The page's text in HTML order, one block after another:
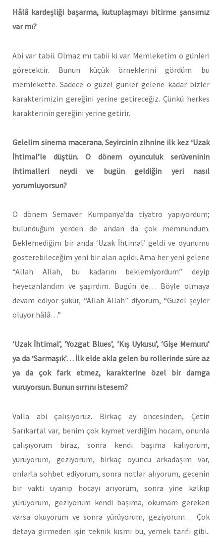
Hâlâ kardeşliği başarma, kutuplaşmayı bitirme şansımız
var mı?
Abi var tabii. Olmaz mı tabii ki var. Memleketim o günleri
görecektir. Bunun küçük örneklerini gördüm bu
memlekette. Sadece o güzel günler gelene kadar bizler
karakterimizin gereğini yerine getireceğiz. Çünkü herkes
karakterinin gereğini yerine getirir.
Gelelim sinema macerana. Seyircinin zihnine ilk kez ‘Uzak
İhtimal’le düştün. O dönem oyunculuk serüveninin
ihtimalleri neydi ve bugün geldiğin yeri nasıl
yorumluyorsun?
O dönem Semaver Kumpanya’da tiyatro yapıyordum;
bulunduğum yerden de andan da çok memnundum.
Beklemediğim bir anda ‘Uzak İhtimal’ geldi ve oyunumu
gösterebileceğim yeni bir alan açıldı. Ama her yeni gelene
“Allah Allah, bu kadarını beklemiyordum” deyip
heyecanlandım ve şaşırdım. Bugün de… Böyle olmaya
devam ediyor şükür, “Allah Allah” diyorum, “Güzel şeyler
oluyor hâlâ…”
‘Uzak İhtimal’, ‘Yozgat Blues’, ‘Kış Uykusu’, ‘Gişe Memuru’
ya da ‘Sarmaşık’… İlk elde akla gelen bu rollerinde süre az
ya da çok fark etmez, karakterine özel bir damga
vuruyorsun. Bunun sırrını istesem?
Valla abi çalışıyoruz. Birkaç ay öncesinden, Çetin
Sarıkartal var, benim çok kıymet verdiğim hocam, onunla
çalışıyorum biraz, sonra kendi başıma kalıyorum,
yürüyorum, geziyorum, birkaç oyuncu arkadaşım var,
onlarla sohbet ediyorum, sonra notlar alıyorum, gecenin
bir vakti uyanıp hocayı arıyorum, sonra yine kalkıp
yürüyorum, geziyorum kendi başıma, okumam gereken
varsa okuyorum ve sonra yürüyorum, geziyorum… Çok
detaya girmeden işin teknik kısmı bu, yemek tarifi gibi..